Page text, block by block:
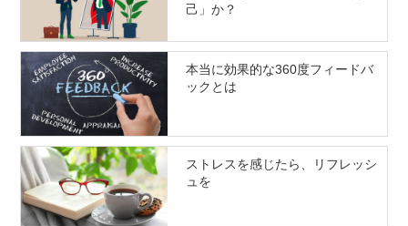
己」か？
本当に効果的な360度フィードバ
ックとは
ストレスを感じたら、リフレッシ
ュを